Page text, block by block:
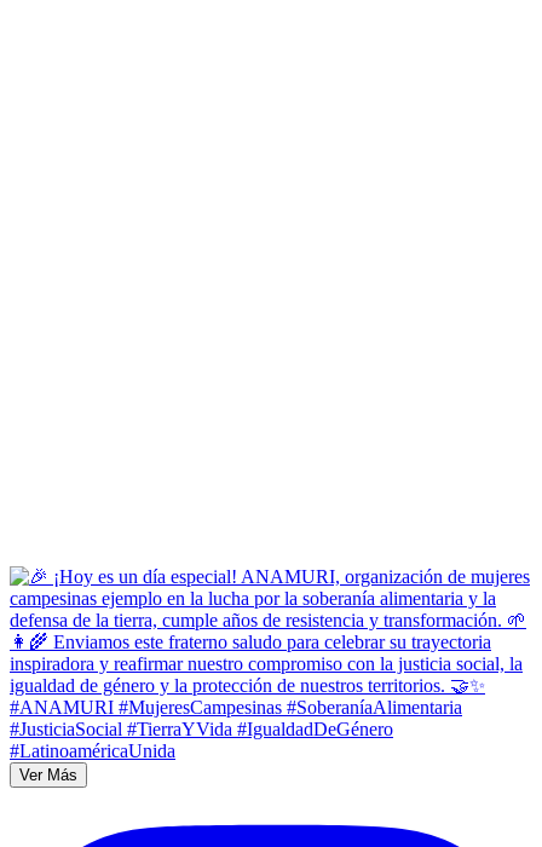
Ver Más